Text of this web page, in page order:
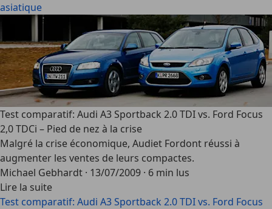
asiatique
Test comparatif: Audi A3 Sportback 2.0 TDI vs. Ford Focus
2,0 TDCi – Pied de nez à la crise
Malgré la crise économique, Audiet Fordont réussi à
augmenter les ventes de leurs compactes.
Michael Gebhardt · 13/07/2009 · 6 min lus
Lire la suite
Test comparatif: Audi A3 Sportback 2.0 TDI vs. Ford Focus